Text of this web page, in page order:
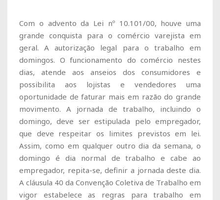
Com o advento da Lei nº 10.101/00, houve uma
grande conquista para o comércio varejista em
geral. A autorização legal para o trabalho em
domingos. O funcionamento do comércio nestes
dias, atende aos anseios dos consumidores e
possibilita aos lojistas e vendedores uma
oportunidade de faturar mais em razão do grande
movimento. A jornada de trabalho, incluindo o
domingo, deve ser estipulada pelo empregador,
que deve respeitar os limites previstos em lei.
Assim, como em qualquer outro dia da semana, o
domingo é dia normal de trabalho e cabe ao
empregador, repita-se, definir a jornada deste dia.
A cláusula 40 da Convenção Coletiva de Trabalho em
vigor estabelece as regras para trabalho em